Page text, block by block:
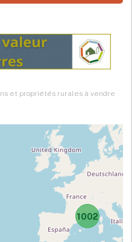
et propriétés rurales à vendre
1002